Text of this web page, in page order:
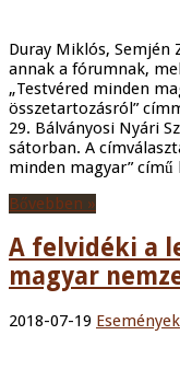
Duray Miklós, Semjén
annak a fórumnak,
„Testvéred minden
összetartozásról”
29. Bálványosi Nyári
sátorban. A
minden magyar”
Bővebben »
A felvidéki a
magyar
2018-07-19 Események